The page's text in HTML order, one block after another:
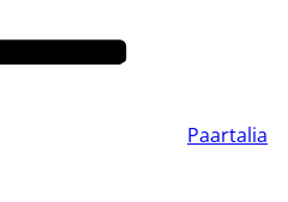
Paartalia